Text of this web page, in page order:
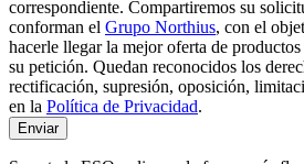
correspondiente. Compartiremos su
conforman el Grupo Northius, con el
hacerle llegar la mejor oferta de
su petición. Quedan reconocidos los
rectificación, supresión, oposición,
en la Política de Privacidad.
Enviar